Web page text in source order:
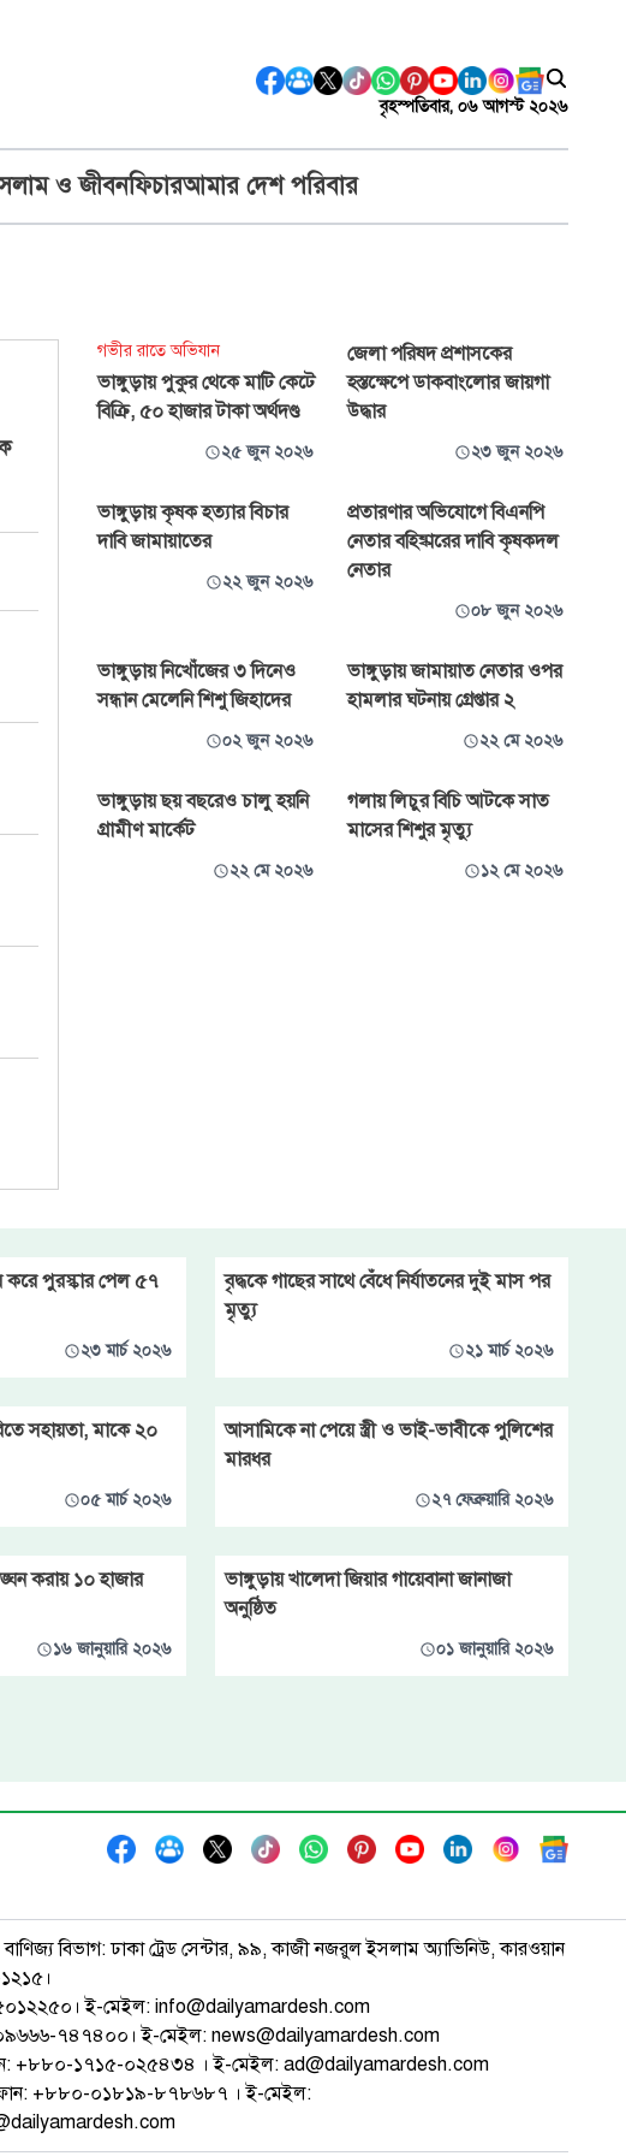
বৃহস্পতিবার, ০৬ আগস্ট ২০২৬
ও জীবনফিচারআমার দেশ পরিবার
গভীর রাতে অভিযান
ভাঙ্গুড়ায় পুকুর থেকে মাটি কেটে
বিক্রি, ৫০ হাজার টাকা অর্থদণ্ড
২৫ জুন ২০২৬
জেলা পরিষদ প্রশাসকের
হস্তক্ষেপে ডাকবাংলোর জায়গা
উদ্ধার
২৩ জুন ২০২৬
ভাঙ্গুড়ায় কৃষক হত্যার বিচার
দাবি জামায়াতের
২২ জুন ২০২৬
প্রতারণার অভিযোগে বিএনপি
নেতার বহিষ্কারের দাবি কৃষকদল
নেতার
০৮ জুন ২০২৬
ভাঙ্গুড়ায় নিখোঁজের ৩ দিনেও
সন্ধান মেলেনি শিশু জিহাদের
০২ জুন ২০২৬
ভাঙ্গুড়ায় জামায়াত নেতার ওপর
হামলার ঘটনায় গ্রেপ্তার ২
২২ মে ২০২৬
ভাঙ্গুড়ায় ছয় বছরেও চালু হয়নি
গ্রামীণ মার্কেট
২২ মে ২০২৬
গলায় লিচুর বিচি আটকে সাত
মাসের শিশুর মৃত্যু
১২ মে ২০২৬
করে পুরস্কার পেল ৫৭
২৩ মার্চ ২০২৬
বৃদ্ধকে গাছের সাথে বেঁধে নির্যাতনের দুই মাস পর
মৃত্যু
২১ মার্চ ২০২৬
সহায়তা, মাকে ২০
০৫ মার্চ ২০২৬
আসামিকে না পেয়ে স্ত্রী ও ভাই-ভাবীকে পুলিশের
মারধর
২৭ ফেব্রুয়ারি ২০২৬
করায় ১০ হাজার
১৬ জানুয়ারি ২০২৬
ভাঙ্গুড়ায় খালেদা জিয়ার গায়েবানা জানাজা
অনুষ্ঠিত
০১ জানুয়ারি ২০২৬
বিভাগ: ঢাকা ট্রেড সেন্টার, ৯৯, কাজী নজরুল ইসলাম অ্যাভিনিউ, কারওয়ান
ই-মেইল: info@dailyamardesh.com
০৯৬৬৬-৭৪৭৪০০। ই-মেইল: news@dailyamardesh.com
+৮৮০-১৭১৫-০২৫৪৩৪ । ই-মেইল: ad@dailyamardesh.com
+৮৮০-০১৮১৯-৮৭৮৬৮৭ । ই-মেইল: